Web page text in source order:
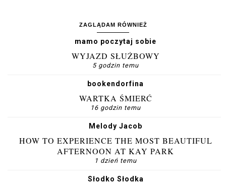
ZAGLĄDAM RÓWNIEŻ
mamo poczytaj sobie
WYJAZD SŁUŻBOWY
5 godzin temu
bookendorfina
WARTKA ŚMIERĆ
16 godzin temu
Melody Jacob
HOW TO EXPERIENCE THE MOST BEAUTIFUL
AFTERNOON AT KAY PARK
1 dzień temu
Słodko Słodka